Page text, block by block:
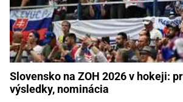
Slovensko na ZOH 2026 v hokeji:
výsledky, nominácia